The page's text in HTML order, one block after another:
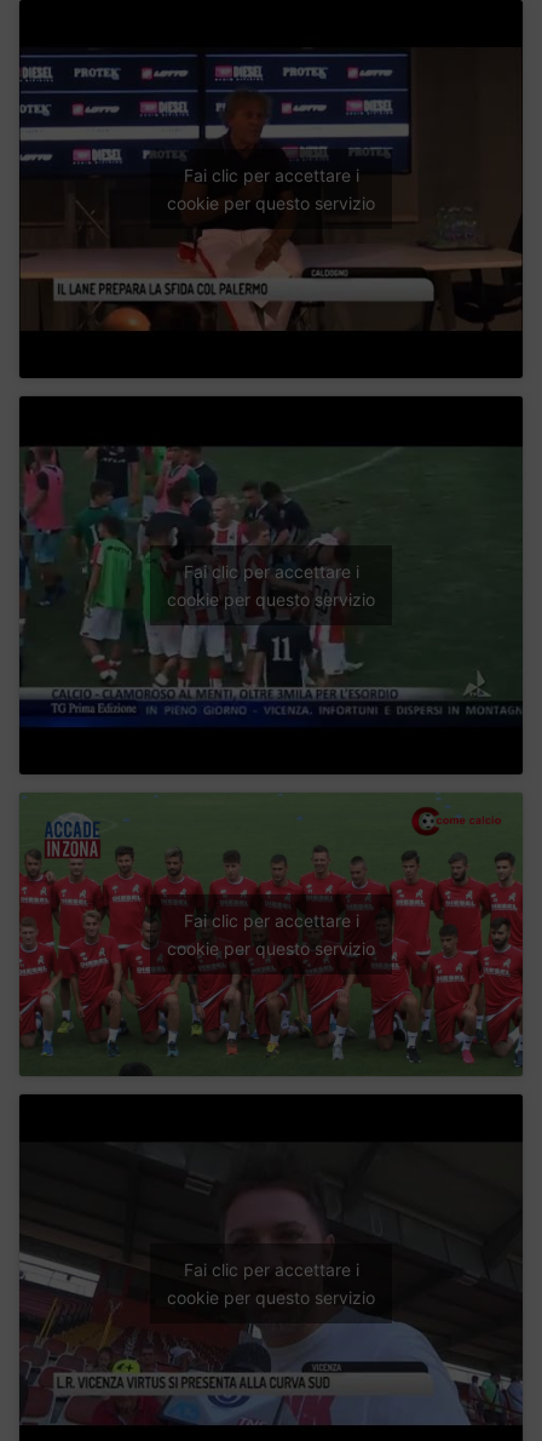
Fai clic per accettare i
cookie per questo servizio
Fai clic per accettare i
cookie per questo servizio
Fai clic per accettare i
cookie per questo servizio
Fai clic per accettare i
cookie per questo servizio